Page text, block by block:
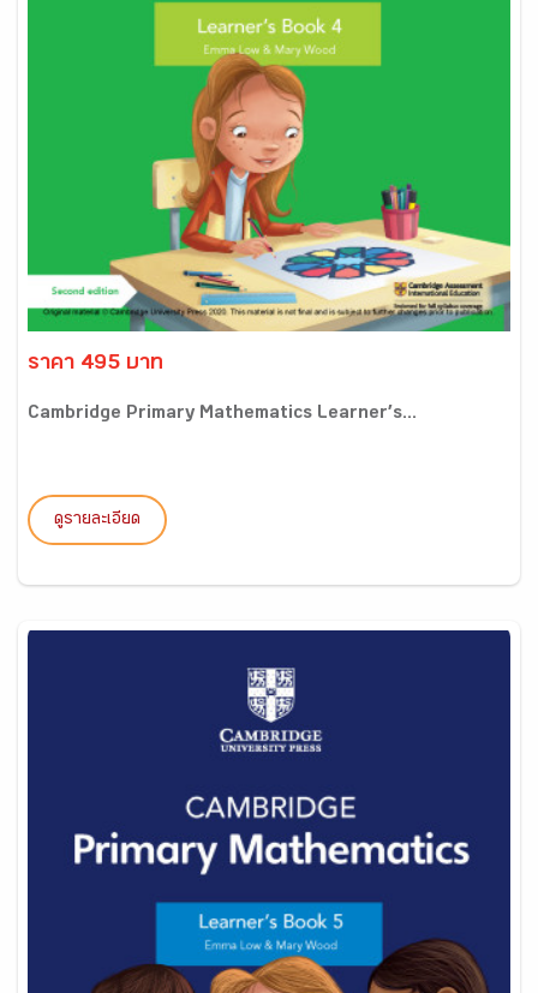
ราคา 495 บาท
Cambridge Primary Mathematics Learner’s...
ดูรายละเอียด